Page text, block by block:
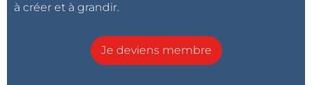
à créer et à grandir.
Je deviens membre